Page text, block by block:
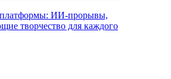
ИИ-прорывы,
творчество для каждого